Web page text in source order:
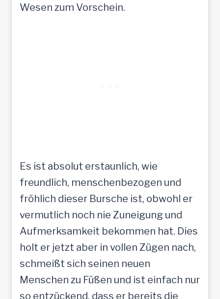
Wesen zum Vorschein.
Es ist absolut erstaunlich, wie
freundlich, menschenbezogen und
fröhlich dieser Bursche ist, obwohl er
vermutlich noch nie Zuneigung und
Aufmerksamkeit bekommen hat. Dies
holt er jetzt aber in vollen Zügen nach,
schmeißt sich seinen neuen
Menschen zu Füßen und ist einfach nur
so entzückend, dass er bereits die